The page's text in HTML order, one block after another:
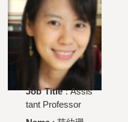
Job Title : Assis
tant Professor